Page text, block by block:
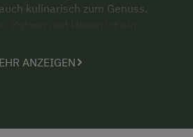
kulinarisch zum Genuss.
ein. Werden Sie Teil des
ANZEIGEN